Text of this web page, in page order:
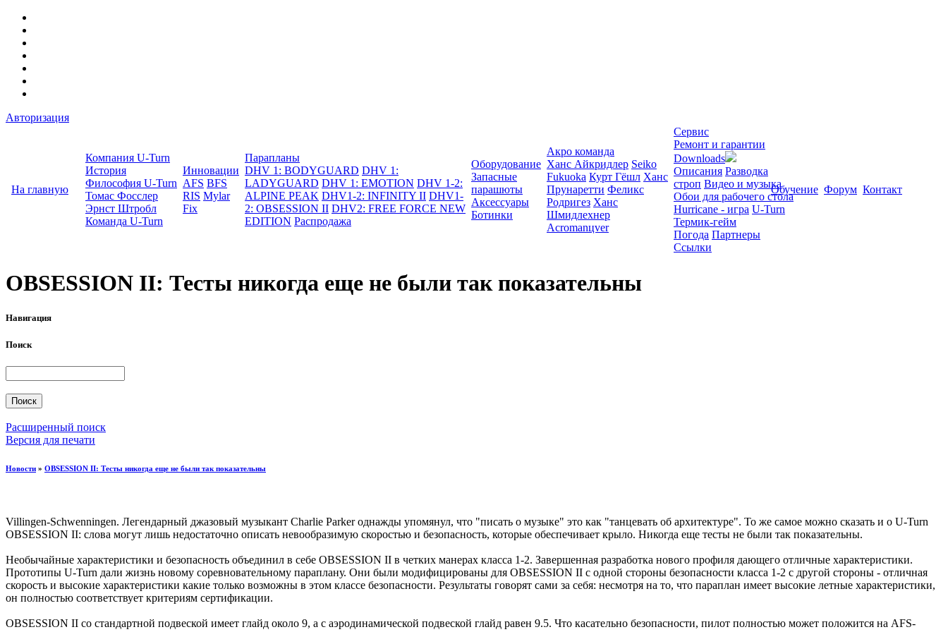
Авторизация
На главную
Компания U-Turn
История
Философия U-Turn
Томас Фосслер
Эрнст Штробл
Команда U-Turn
Инновации
AFS BFS
RIS Mylar
Fix
Парапланы
DHV 1: BODYGUARD DHV 1:
LADYGUARD DHV 1: EMOTION DHV 1-2:
ALPINE PEAK DHV1-2: INFINITY II DHV1-
2: OBSESSION II DHV2: FREE FORCE NEW
EDITION Распродажа
Оборудование
Запасные
парашюты
Аксессуары
Ботинки
Акро команда
Ханс Айкридлер Seiko
Fukuoka Курт Гёшл Ханс
Прунаретти Феликс
Родригез Ханс
Шмидлехнер
Acromanцver
Сервис
Ремонт и гарантии
Downloads
Описания Разводка
строп Видео и музыка
Обои для рабочего стола
Hurricane - игра U-Turn
Термик-гейм
Погода Партнеры
Ссылки
Обучение Форум Контакт
OBSESSION II: Тесты никогда еще не были так показательны
Навигация
Поиск
Расширенный поиск
Версия для печати
Новости » OBSESSION II: Тесты никогда еще не были так показательны
Villingen-Schwenningen. Легендарный джазовый музыкант Charlie Parker однажды упомянул, что "писать о музыке" это как "танцевать об архитектуре". То же самое можно сказать и о U-Turn
OBSESSION II: слова могут лишь недостаточно описать невообразимую скоростью и безопасность, которые обеспечивает крыло. Никогда еще тесты не были так показательны.
Необычайные характеристики и безопасность объединил в себе OBSESSION II в четких манерах класса 1-2. Завершенная разработка нового профиля дающего отличные характеристики.
Прототипы U-Turn дали жизнь новому соревновательному параплану. Они были модифицированы для OBSESSION II с одной стороны безопасности класса 1-2 с другой стороны - отличная
скорость и высокие характеристики какие только возможны в этом классе безопасности. Результаты говорят сами за себя: несмотря на то, что параплан имеет высокие летные характеристики,
он полностью соответствует критериям сертификации.
OBSESSION II со стандартной подвеской имеет глайд около 9, а с аэродинамической подвеской глайд равен 9.5. Что касательно безопасности, пилот полностью может положится на AFS-